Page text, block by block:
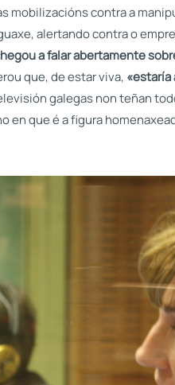
mobilizacións contra a
alertando contra o
a falar abertamente
que, de estar viva,
galegas non teñan
en que é a figura